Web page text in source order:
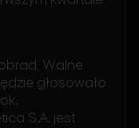
Walne
głosowało
S.A. jest